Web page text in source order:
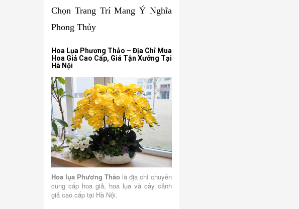
Chọn Trang Trí Mang Ý Nghĩa
Phong Thủy
Hoa Lụa Phương Thảo – Địa Chỉ Mua
Hoa Giả Cao Cấp, Giá Tận Xưởng Tại
Hà Nội
Hoa lụa Phương Thảo là địa chỉ chuyên
cung cấp hoa giả, hoa lụa và cây cảnh
giả cao cấp tại Hà Nội.